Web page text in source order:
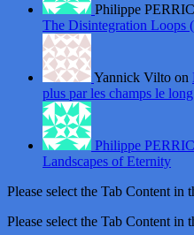
Philippe
The Disintegration Loops
Yannick Vilto on
plus par les champs le
Philippe
Landscapes of Eternity
Please select the Tab Content in
Please select the Tab Content in